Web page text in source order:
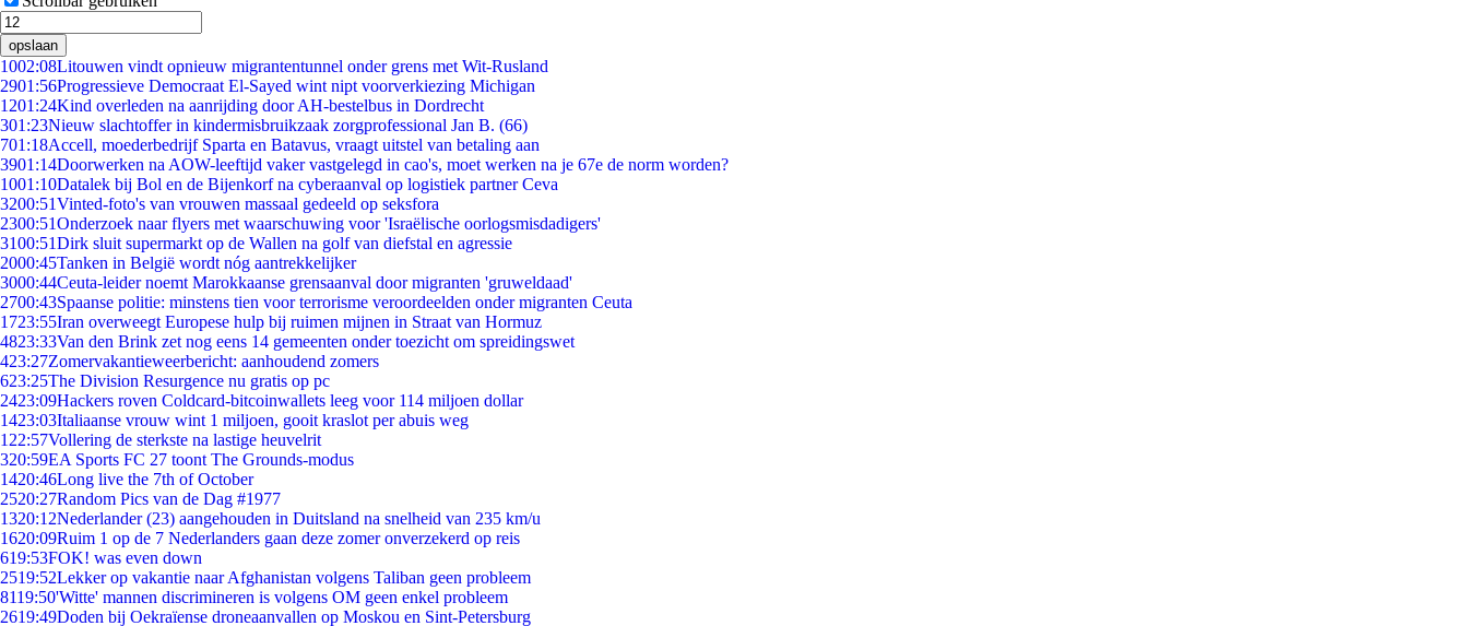
opslaan
1002:08Litouwen vindt opnieuw migrantentunnel onder grens met Wit-Rusland
2901:56Progressieve Democraat El-Sayed wint nipt voorverkiezing Michigan
1201:24Kind overleden na aanrijding door AH-bestelbus in Dordrecht
301:23Nieuw slachtoffer in kindermisbruikzaak zorgprofessional Jan B. (66)
701:18Accell, moederbedrijf Sparta en Batavus, vraagt uitstel van betaling aan
3901:14Doorwerken na AOW-leeftijd vaker vastgelegd in cao's, moet werken na je 67e de norm worden?
1001:10Datalek bij Bol en de Bijenkorf na cyberaanval op logistiek partner Ceva
3200:51Vinted-foto's van vrouwen massaal gedeeld op seksfora
2300:51Onderzoek naar flyers met waarschuwing voor 'Israëlische oorlogsmisdadigers'
3100:51Dirk sluit supermarkt op de Wallen na golf van diefstal en agressie
2000:45Tanken in België wordt nóg aantrekkelijker
3000:44Ceuta-leider noemt Marokkaanse grensaanval door migranten 'gruweldaad'
2700:43Spaanse politie: minstens tien voor terrorisme veroordeelden onder migranten Ceuta
1723:55Iran overweegt Europese hulp bij ruimen mijnen in Straat van Hormuz
4823:33Van den Brink zet nog eens 14 gemeenten onder toezicht om spreidingswet
423:27Zomervakantieweerbericht: aanhoudend zomers
623:25The Division Resurgence nu gratis op pc
2423:09Hackers roven Coldcard-bitcoinwallets leeg voor 114 miljoen dollar
1423:03Italiaanse vrouw wint 1 miljoen, gooit kraslot per abuis weg
1 22:57Vollering de sterkste na lastige heuvelrit
320:59EA Sports FC 27 toont The Grounds-modus
1420:46Long live the 7th of October
2520:27Random Pics van de Dag #1977
1320:12Nederlander (23) aangehouden in Duitsland na snelheid van 235 km/u
1620:09Ruim 1 op de 7 Nederlanders gaan deze zomer onverzekerd op reis
619:53FOK! was even down
2519:52Lekker op vakantie naar Afghanistan volgens Taliban geen probleem
8119:50'Witte' mannen discrimineren is volgens OM geen enkel probleem
2619:49Doden bij Oekraïense droneaanvallen op Moskou en Sint-Petersburg